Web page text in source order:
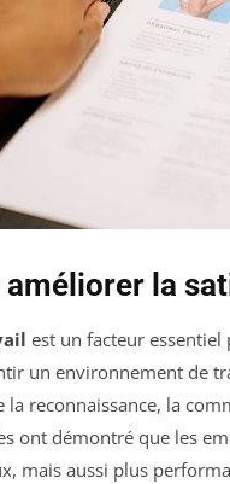
la
est un facteur
un environnement de
la reconnaissance, la
ont démontré que les
mais aussi plus